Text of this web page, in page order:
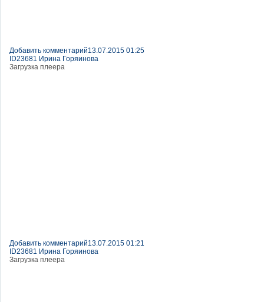
Добавить комментарий13.07.2015 01:25
ID23681 Ирина Горяинова
Загрузка плеера
Добавить комментарий13.07.2015 01:21
ID23681 Ирина Горяинова
Загрузка плеера